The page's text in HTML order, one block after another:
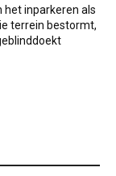
het inparkeren als
terrein bestormt,